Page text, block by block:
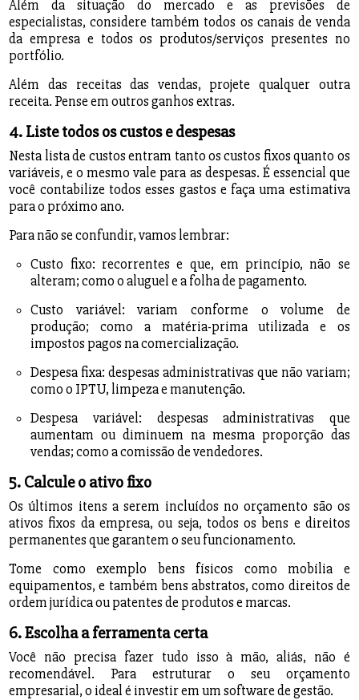
Além da situação do mercado e as previsões de
especialistas, considere também todos os canais de venda
da empresa e todos os produtos/serviços presentes no
portfólio.
Além das receitas das vendas, projete qualquer outra
receita. Pense em outros ganhos extras.
4. Liste todos os custos e despesas
Nesta lista de custos entram tanto os custos fixos quanto os
variáveis, e o mesmo vale para as despesas. É essencial que
você contabilize todos esses gastos e faça uma estimativa
para o próximo ano.
Para não se confundir, vamos lembrar:
Custo fixo: recorrentes e que, em princípio, não se
alteram; como o aluguel e a folha de pagamento.
Custo variável: variam conforme o volume de
produção; como a matéria-prima utilizada e os
impostos pagos na comercialização.
Despesa fixa: despesas administrativas que não variam;
como o IPTU, limpeza e manutenção.
Despesa variável: despesas administrativas que
aumentam ou diminuem na mesma proporção das
vendas; como a comissão de vendedores.
5. Calcule o ativo fixo
Os últimos itens a serem incluídos no orçamento são os
ativos fixos da empresa, ou seja, todos os bens e direitos
permanentes que garantem o seu funcionamento.
Tome como exemplo bens físicos como mobília e
equipamentos, e também bens abstratos, como direitos de
ordem jurídica ou patentes de produtos e marcas.
6. Escolha a ferramenta certa
Você não precisa fazer tudo isso à mão, aliás, não é
recomendável. Para estruturar o seu orçamento
empresarial, o ideal é investir em um software de gestão.